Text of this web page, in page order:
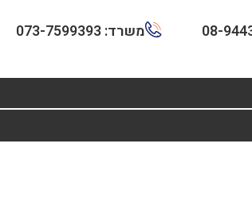
משרד: 073-7599393